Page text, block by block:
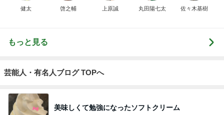
健太 啓之輔 上原誠 丸田陽七太 佐々木基樹
もっと見る
芸能人・有名人ブログ TOPへ
美味しくて勉強になったソフトクリーム